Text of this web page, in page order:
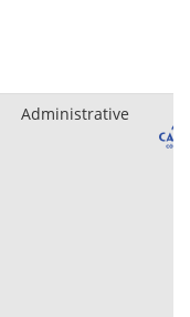
Administrative